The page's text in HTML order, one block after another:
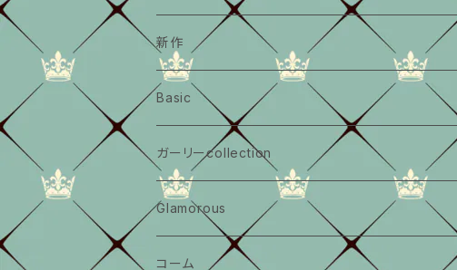
新作
Basic
大きいサイズ
middleサイズ
小さめサイズ
ガーリーcollection
大きいサイズ
middleサイズ
Glamorous
大きいサイズ
コーム